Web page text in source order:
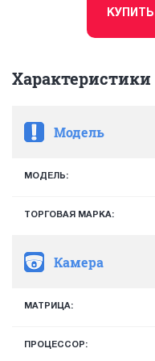
Характеристики
Модель
МОДЕЛЬ:
ТОРГОВАЯ МАРКА:
Камера
МАТРИЦА:
ПРОЦЕССОР: